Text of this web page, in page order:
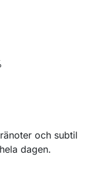
och subtil
dagen.